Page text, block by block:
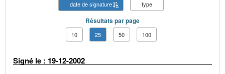
date de signature
type
Résultats par page
10 25 50 100
Signé le : 19-12-2002